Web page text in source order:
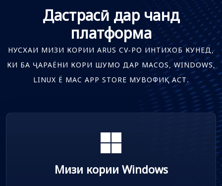
Дастрасӣ дар чанд
платформа
НУСХАИ МИЗИ КОРИИ ARUS CV-РО ИНТИХОБ КУНЕД,
КИ БА ҶАРАЁНИ КОРИ ШУМО ДАР MACOS, WINDOWS,
LINUX Ё MAC APP STORE МУВОФИҚ АСТ.
Мизи кории Windows